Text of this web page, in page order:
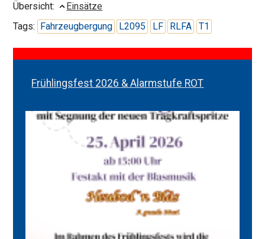
Übersicht:
Einsätze
Tags: Fahrzeugbergung L2095 LF RLFA T1
Frühlingsfest 2026 & Alarmstufe ROT